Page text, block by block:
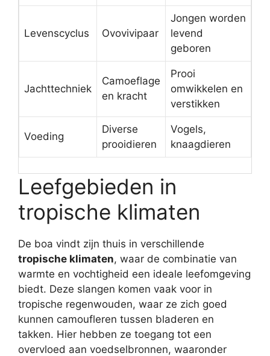
Levenscyclus Ovovivipaar
Jongen worden
levend
geboren
Jachttechniek
Camoeflage
en kracht
Prooi
omwikkelen en
verstikken
Voeding
Diverse
prooidieren
Vogels,
knaagdieren
Leefgebieden in
tropische klimaten
De boa vindt zijn thuis in verschillende
tropische klimaten, waar de combinatie van
warmte en vochtigheid een ideale leefomgeving
biedt. Deze slangen komen vaak voor in
tropische regenwouden, waar ze zich goed
kunnen camoufleren tussen bladeren en
takken. Hier hebben ze toegang tot een
overvloed aan voedselbronnen, waaronder